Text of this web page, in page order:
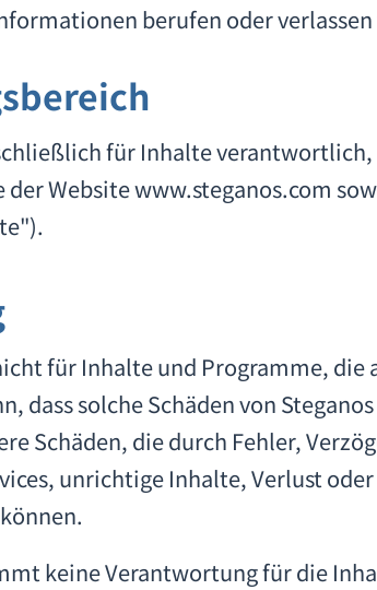
berufen oder
für Inhalte
Website www.steganos.com
für Inhalte und Programme,
dass solche Schäden von
Schäden, die durch Fehler,
unrichtige Inhalte, Verlust
keine Verantwortung für die